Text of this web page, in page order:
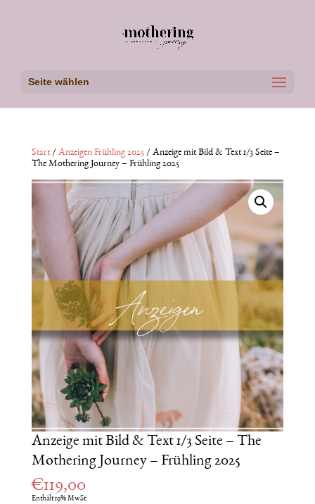
Seite wählen
Start/ Anzeigen Frühling 2025/ Anzeige mit Bild & Text 1/3 Seite –
The Mothering Journey – Frühling 2025
Anzeige mit Bild & Text 1/3 Seite – The
Mothering Journey – Frühling 2025
€119,00
Enthält 19% MwSt.